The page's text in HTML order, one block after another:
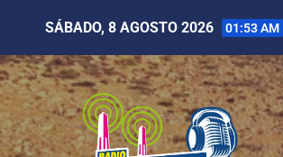
SÁBADO, 8 AGOSTO 2026 01:53 AM